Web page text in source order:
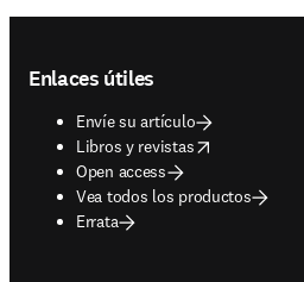
Enlaces útiles
Envíe su artículo
Libros y revistas
opens in new tab/window
Open access
Vea todos los productos
Errata